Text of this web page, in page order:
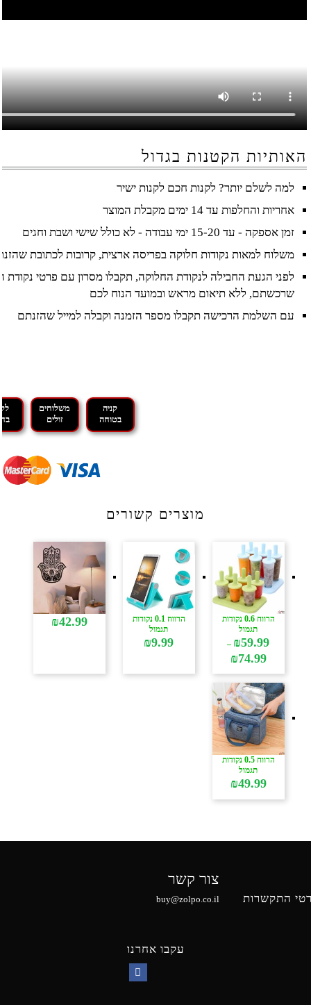
האותיות הקטנות בגדול
למה לשלם יותר? לקנות חכם לקנות ישיר
אחריות והחלפות עד 14 ימים מקבלת המוצר
זמן אספקה - עד 15-20 ימי עבודה - לא כולל שישי ושבת וחגים
משלוח למאות נקודות חלוקה בפריסה ארצית, קרובות לכתובת
לפני הגעת החבילה לנקודת החלוקה, תקבלו מסרון עם פרטי
שרכשתם, ללא תיאום מראש ובמועד הנוח לכם
עם השלמת הרכישה תקבלו מספר הזמנה וקבלה למייל שהזנתם
קניה
בטוחה
משלוחים
זולים
מוצרים קשורים
הרווח 0.6 נקודות
תגמול
₪59.99
–
₪74.99
עד
⁦₪74.99⁩
הרווח 0.1 נקודות
תגמול
₪9.99
₪42.99
הרווח 0.5 נקודות
תגמול
₪49.99
התקשרות
צור קשר
buy@zolpo.co.il
עקבו אחרנו